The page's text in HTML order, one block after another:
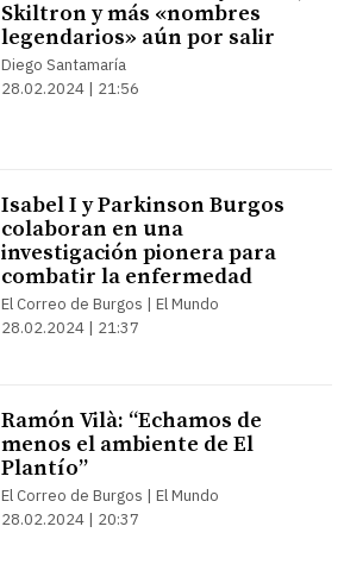
Skiltron y más «nombres
legendarios» aún por salir
Diego Santamaría
28.02.2024 | 21:56
Isabel I y Parkinson Burgos
colaboran en una
investigación pionera para
combatir la enfermedad
El Correo de Burgos | El Mundo
28.02.2024 | 21:37
Ramón Vilà: “Echamos de
menos el ambiente de El
Plantío”
El Correo de Burgos | El Mundo
28.02.2024 | 20:37